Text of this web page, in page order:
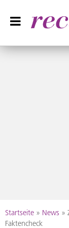
Recall
Das
to
Startseite » News »
Faktencheck